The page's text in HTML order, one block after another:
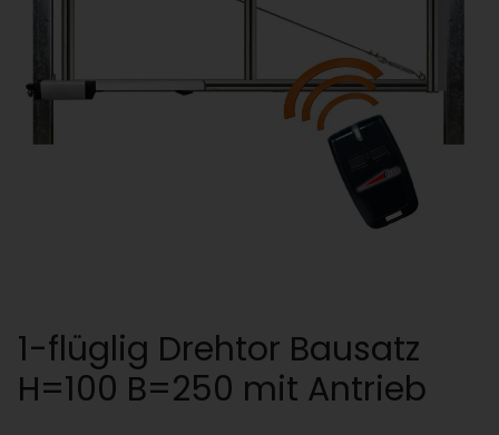
1-flüglig Drehtor Bausatz
H=100 B=250 mit Antrieb